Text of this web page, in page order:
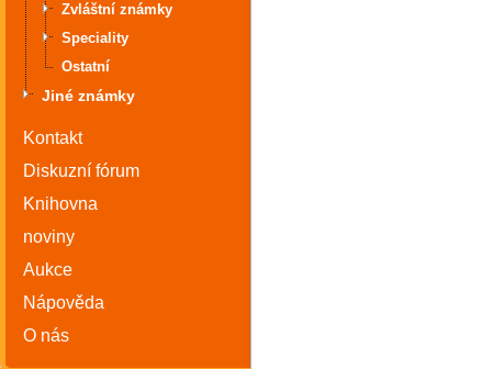
Zvláštní známky
Speciality
Ostatní
Jiné známky
Kontakt
Diskuzní fórum
Knihovna
noviny
Aukce
Nápověda
O nás